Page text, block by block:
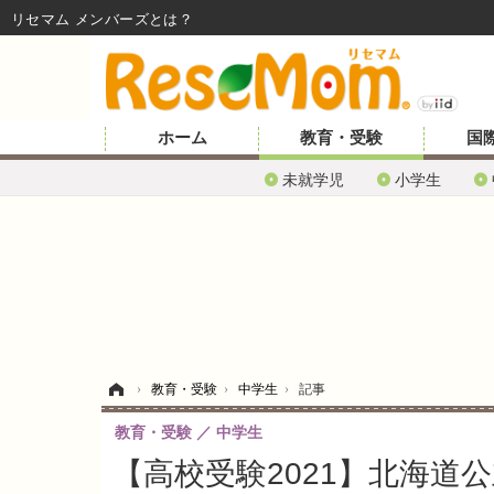
ホーム 教育・受験
未就学児 小学生
国
› 教育・受験 › 中学生 › 記事
【高校受験2021】北海道
教育・受験 中学生
リセマム メンバーズ